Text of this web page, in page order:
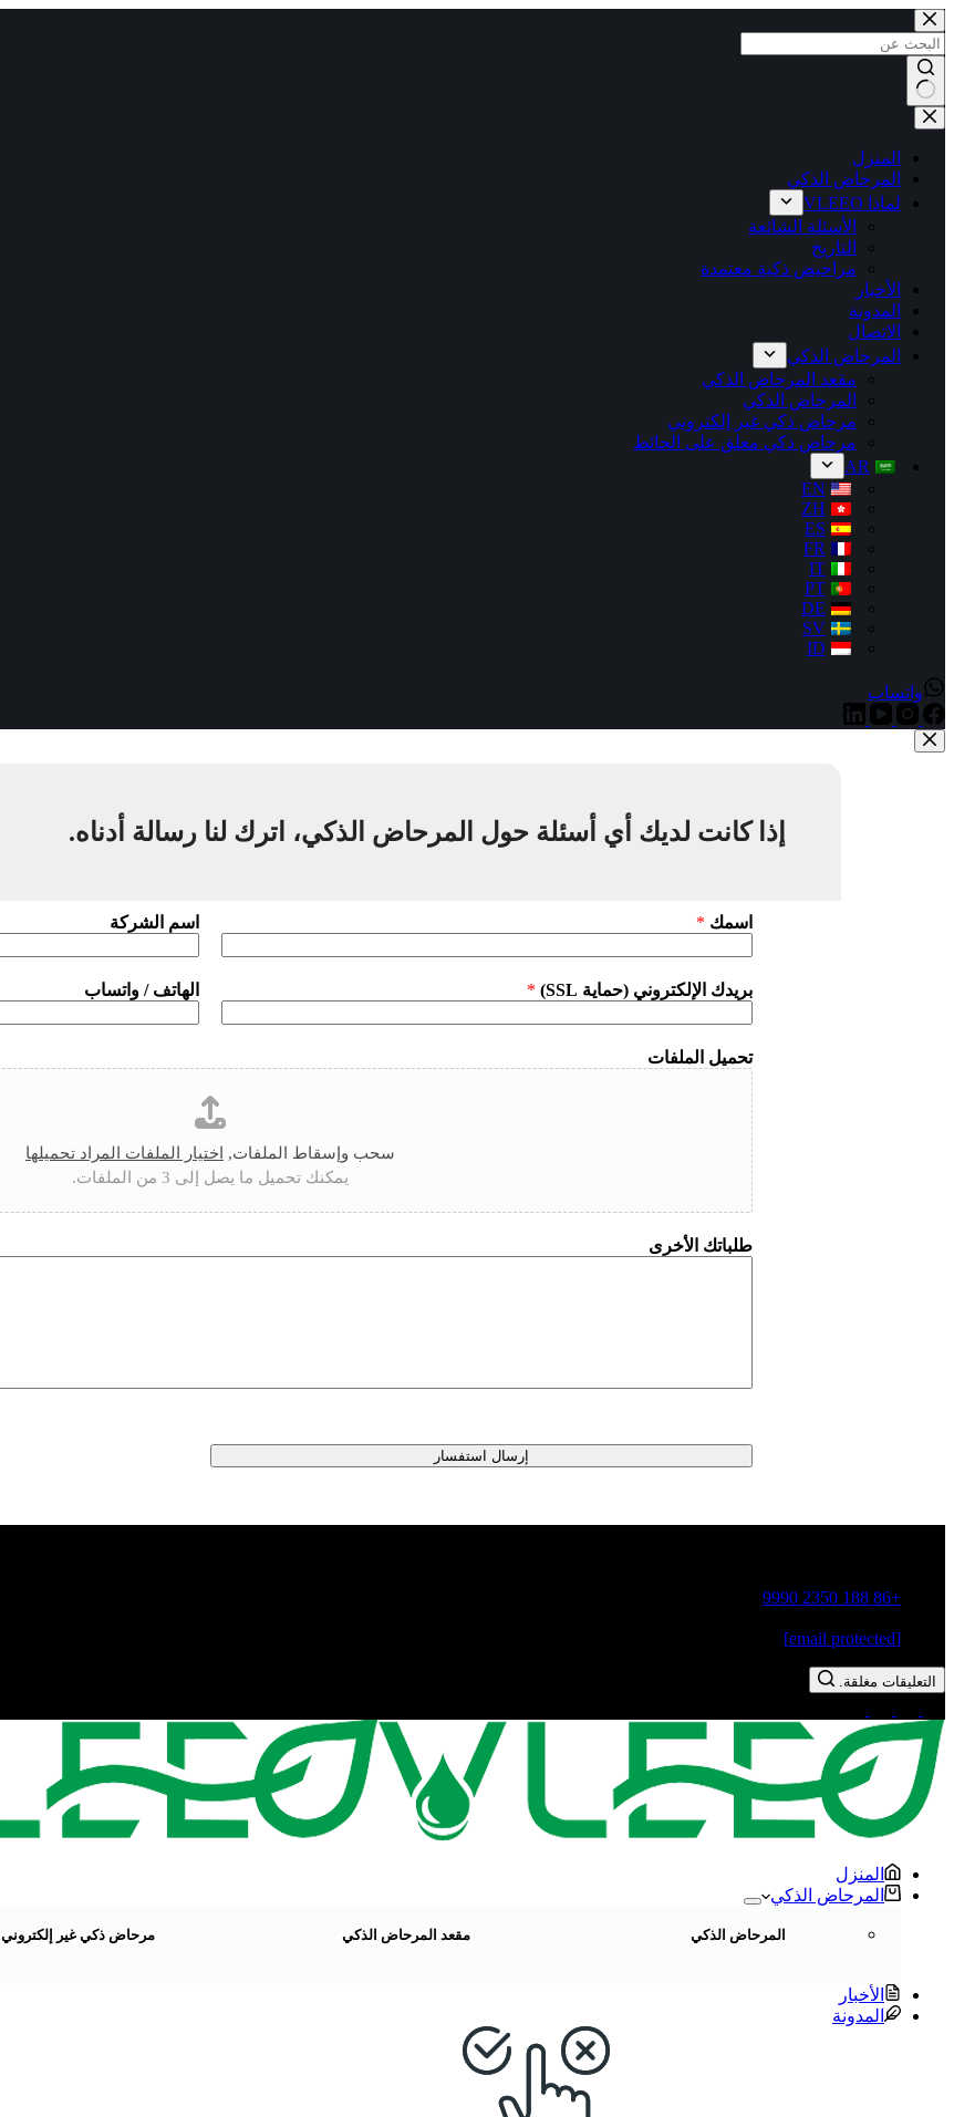
المنزل
المرحاض الذكي
لماذا VLEEO
الأسئلة الشائعة
التاريخ
مراحيض ذكية معتمدة
الأخبار
المدونة
الاتصال
المرحاض الذكي
مقعد المرحاض الذكي
المرحاض الذكي
مرحاض ذكي غير إلكتروني
مرحاض ذكي معلق على الحائط
AR
EN
ZH
ES
FR
IT
PT
DE
SV
ID
واتساب
إذا كانت لديك أي أسئلة حول المرحاض الذكي، اترك لنا رسالة أدناه.
اسمك * اسم الشركة
بريدك الإلكتروني (حماية SSL) * الهاتف / واتساب
تحميل الملفات
سحب وإسقاط الملفات,
اختيار الملفات المراد تحميلها
يمكنك تحميل ما يصل إلى 3 من الملفات.
طلباتك الأخرى
إرسال استفسار
+86 188 2350 9990
[email protected]
التعليقات مغلقة.
المنزل
المرحاض الذكي
المرحاض الذكي مقعد المرحاض الذكي مرحاض ذكي غير إلكتروني
الأخبار
المدونة